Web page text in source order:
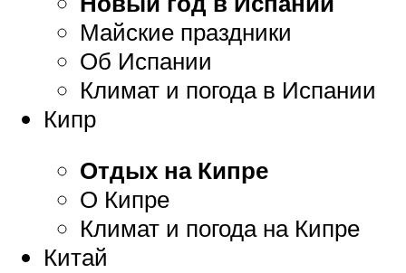
Майские праздники
Об Испании
Климат и погода в Испании
Кипр
Отдых на Кипре
О Кипре
Климат и погода на Кипре
Китай